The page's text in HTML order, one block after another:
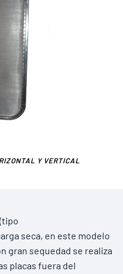
Y VERTICAL
seca, en este modelo
gran sequedad se realiza
placas fuera del